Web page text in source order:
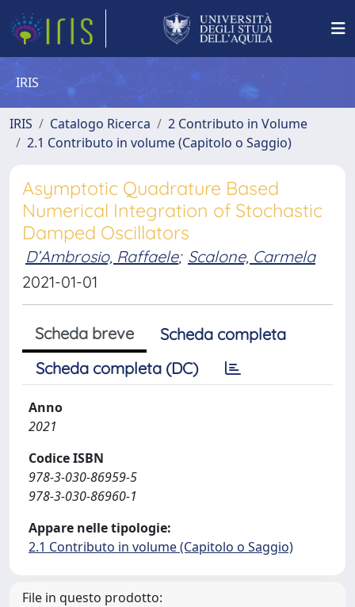
IRIS
IRIS Catalogo Ricerca
2 Contributo in Volume
2.1 Contributo in volume (Capitolo o Saggio)
Asymptotic Quadrature Based
Numerical Integration of Stochastic
Damped Oscillators
D’Ambrosio, Raffaele; Scalone, Carmela
2021-01-01
Scheda breve
Scheda completa
Scheda completa (DC)
Anno
2021
Codice ISBN
978-3-030-86959-5
978-3-030-86960-1
Appare nelle tipologie:
2.1 Contributo in volume (Capitolo o Saggio)
File in questo prodotto: